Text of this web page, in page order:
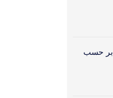
قیمت تمام شده دستمزد در سال ۱۴۰۴ بر حسب